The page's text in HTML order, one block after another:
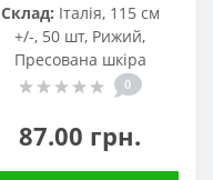
Склад: Італія, 115 см
+/-, 50 шт, Рижий,
Пресована шкіра
0
87.00 грн.